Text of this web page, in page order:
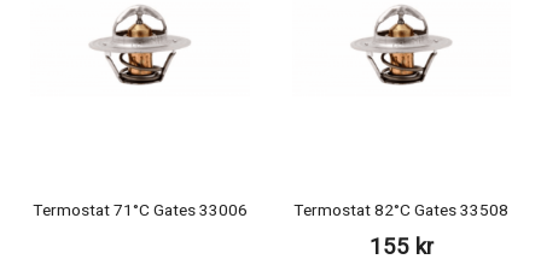
Termostat 71°C Gates 33006 Termostat 82°C Gates 33508
155 kr